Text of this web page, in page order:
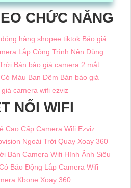
CHỨC NĂNG
hàng shopee tiktok Báo giá
Lắp Công Trình Nên Dùng
Bản báo giá camera 2 mắt
Màu Ban Đêm Bản báo giá
giá camera wifi ezviz
NỐI WIFI
Cao Cấp Camera Wifi Ezviz
Ngoài Trời Quay Xoay 360
Bán Camera Wifi Hình Ảnh Siêu
Báo Động Lắp Camera Wifi
Kbone Xoay 360